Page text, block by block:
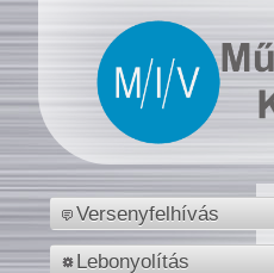
Versenyfelhívás
Lebonyolítás